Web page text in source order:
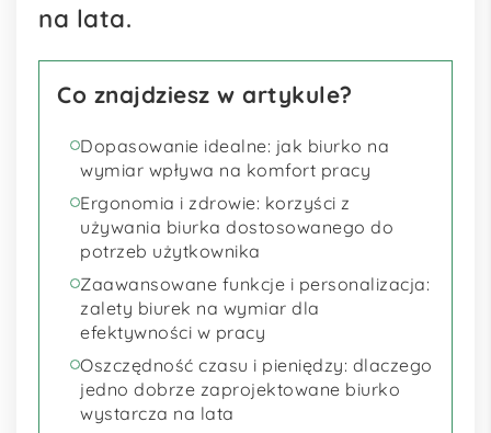
na lata.
Co znajdziesz w artykule?
Dopasowanie idealne: jak biurko na
wymiar wpływa na komfort pracy
Ergonomia i zdrowie: korzyści z
używania biurka dostosowanego do
potrzeb użytkownika
Zaawansowane funkcje i personalizacja:
zalety biurek na wymiar dla
efektywności w pracy
Oszczędność czasu i pieniędzy: dlaczego
jedno dobrze zaprojektowane biurko
wystarcza na lata